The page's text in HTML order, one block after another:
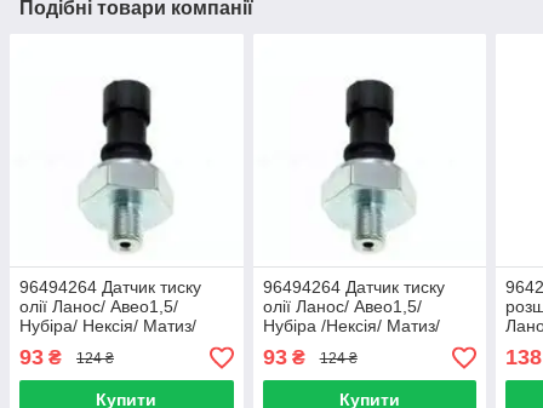
Подібні товари компанії
96494264 Датчик тиску
олії Ланос/ Авео1,5/
Нубіра/ Нексія/ Матиз/
Лачетті/ Такума/ Еванда/
Епіка/ Каптива 90336039
93 ₴ 124 ₴
Купити
96494264 Датчик тиску
олії Ланос/ Авео1,5/
Нубіра /Нексія/ Матиз/
Лачетті/ Такума/ Еванда/
Епіка/ Каптива (APK)
93₴ 124 ₴
Купити
138